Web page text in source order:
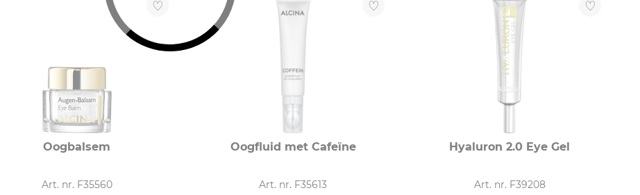
Oogbalsem
Art. nr. F35560
Oogfluid met Cafeïne
Art. nr. F35613
Hyaluron 2.0 Eye Gel
Art. nr. F39208